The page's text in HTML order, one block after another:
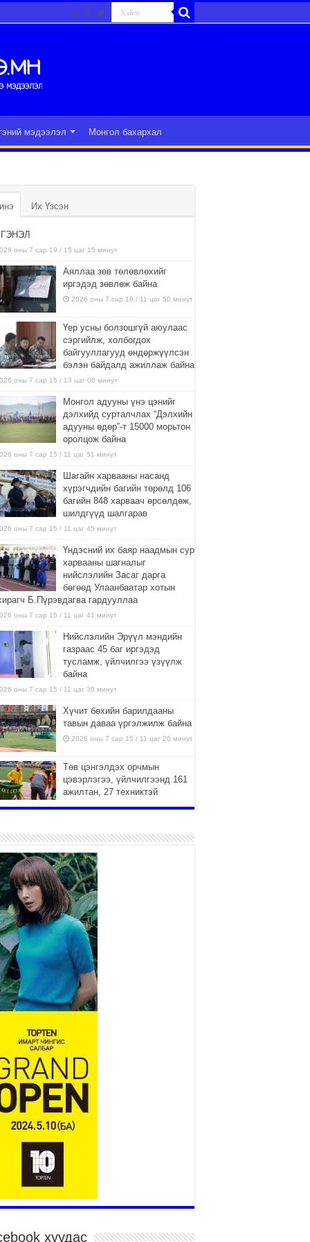
мэдээлэл Монгол бахархал
Их Үзсэн
оны 7 сар 19 / 15 цаг 15 минут
Аяллаа зөв төлөвлөхийг
иргэдэд зөвлөж байна
2026 оны 7 сар 16 / 11 цаг 50 минут
Үер усны болзошгүй аюулаас
сэргийлж, холбогдох
байгууллагууд өндөржүүлсэн
бэлэн байдалд ажиллаж байна
оны 7 сар 15 / 13 цаг 06 минут
Монгол адууны үнэ цэнийг
дэлхийд сурталчлах “Дэлхийн
адууны өдөр”-т 15000 морьтон
оролцож байна
оны 7 сар 15 / 11 цаг 51 минут
Шагайн харвааны насанд
хүрэгчдийн багийн төрөлд 106
багийн 848 харваач өрсөлдөж,
шилдгүүд шалгарав
оны 7 сар 15 / 11 цаг 45 минут
Үндэсний их баяр наадмын сур
харвааны шагналыг
нийслэлийн Засаг дарга
бөгөөд Улаанбаатар хотын
Б.Пүрэвдагва гардууллаа
оны 7 сар 15 / 11 цаг 41 минут
Нийслэлийн Эрүүл мэндийн
газраас 45 баг иргэдэд
тусламж, үйлчилгээ үзүүлж
байна
оны 7 сар 15 / 11 цаг 30 минут
Хүчит бөхийн барилдааны
тавын даваа үргэлжилж байна
2026 оны 7 сар 15 / 11 цаг 26 минут
Төв цэнгэлдэх орчмын
цэвэрлэгээ, үйлчилгээнд 161
ажилтан, 27 техниктэй
ажиллаж байна
Наадмын амралтын өдрүүдэд
нийслэлийн эрүүл мэндийн
байгууллагууд дараах
хуваарийн дагуу ажиллана
оны 7 сар 15 / 11 цаг 18 минут
Үндэсний их баяр наадам
эхэллээ
2026 оны 7 сар 15 / 11 цаг 14 минут
усны аюулаас сэргийлж, нийслэлийн Онцгой
газрын 162 алба хаагч үүрэг гүйцэтгэж
оны 7 сар 15 / 11 цаг 07 минут
их сурын харваанд 850 харваач цэц
сорьж байна
оны 7 сар 15 / 11 цаг 03 минут
цэнгэлдэхийн эргэн тойронд
оны 7 сар 15 / 10 цаг 58 минут
их баяр наадмын шагайн харваа
хүрэгчдийн багийн харваагаар
байна
оны 7 сар 15 / 10 цаг 52 минут
их баяр наадмын хүчит бөхийн
эхэллээ
оны 7 сар 15 / 10 цаг 46 минут
хувцасны өдрийг тохиолдуулан
хуудас